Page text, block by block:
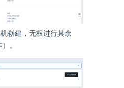
创建，无权进行其余
。